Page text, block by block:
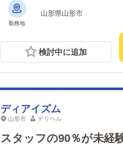
勤務地
山形県山形市
検討中に追加
ディアイズム
山形市 デリヘル
スタッフの90％が未経